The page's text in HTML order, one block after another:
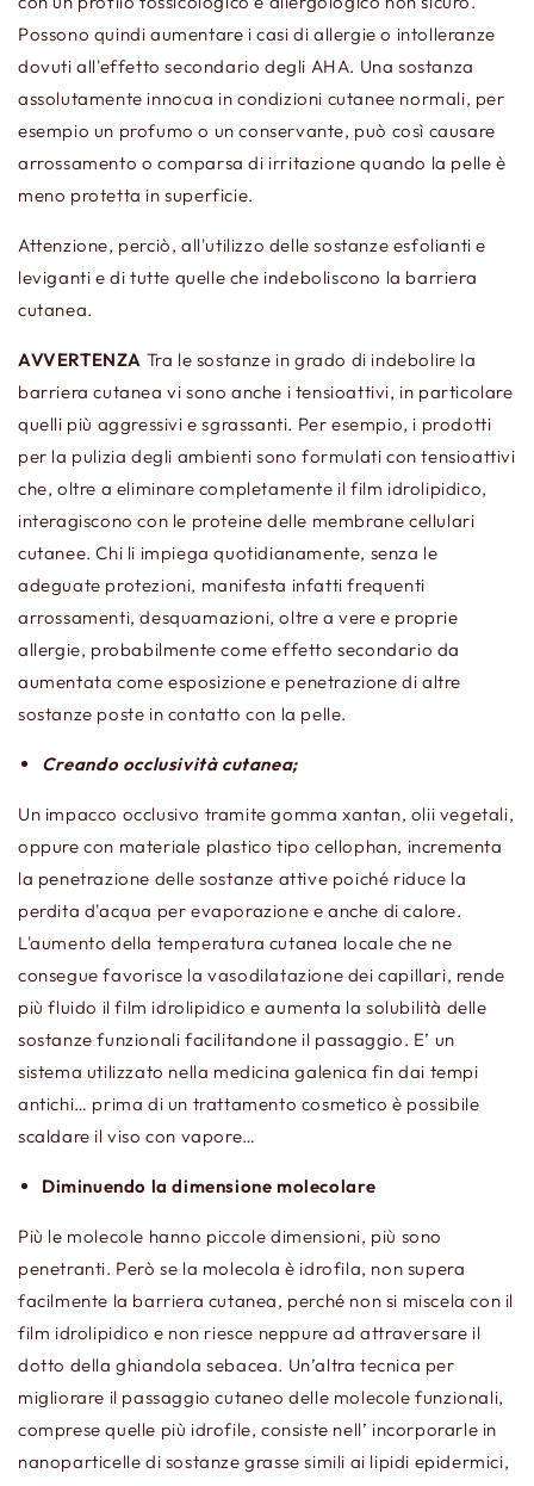
Possono quindi aumentare i casi di allergie o intolleranze
dovuti all'effetto secondario degli AHA. Una sostanza
assolutamente innocua in condizioni cutanee normali, per
esempio un profumo o un conservante, può così causare
arrossamento o comparsa di irritazione quando la pelle è
meno protetta in superficie.
Attenzione, perciò, all'utilizzo delle sostanze esfolianti e
leviganti e di tutte quelle che indeboliscono la barriera
cutanea.
AVVERTENZA Tra le sostanze in grado di indebolire la
barriera cutanea vi sono anche i tensioattivi, in particolare
quelli più aggressivi e sgrassanti. Per esempio, i prodotti
per la pulizia degli ambienti sono formulati con tensioattivi
che, oltre a eliminare completamente il film idrolipidico,
interagiscono con le proteine delle membrane cellulari
cutanee. Chi li impiega quotidianamente, senza le
adeguate protezioni, manifesta infatti frequenti
arrossamenti, desquamazioni, oltre a vere e proprie
allergie, probabilmente come effetto secondario da
aumentata come esposizione e penetrazione di altre
sostanze poste in contatto con la pelle.
Creando occlusività cutanea;
Un impacco occlusivo tramite gomma xantan, olii vegetali,
oppure con materiale plastico tipo cellophan, incrementa
la penetrazione delle sostanze attive poiché riduce la
perdita d'acqua per evaporazione e anche di calore.
L'aumento della temperatura cutanea locale che ne
consegue favorisce la vasodilatazione dei capillari, rende
più fluido il film idrolipidico e aumenta la solubilità delle
sostanze funzionali facilitandone il passaggio. E’ un
sistema utilizzato nella medicina galenica fin dai tempi
antichi… prima di un trattamento cosmetico è possibile
scaldare il viso con vapore…
Diminuendo la dimensione molecolare
Più le molecole hanno piccole dimensioni, più sono
penetranti. Però se la molecola è idrofila, non supera
facilmente la barriera cutanea, perché non si miscela con il
film idrolipidico e non riesce neppure ad attraversare il
dotto della ghiandola sebacea. Un’altra tecnica per
migliorare il passaggio cutaneo delle molecole funzionali,
comprese quelle più idrofile, consiste nell’ incorporarle in
nanoparticelle di sostanze grasse simili ai lipidi epidermici,